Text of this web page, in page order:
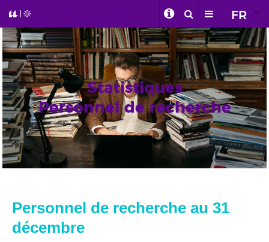
FR
Statistiques
Personnel de recherche
Personnel de recherche au 31
décembre